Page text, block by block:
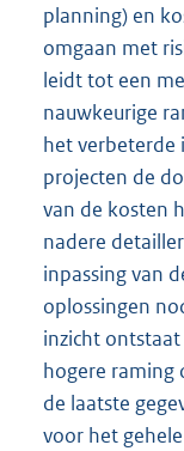
planning) en
omgaan met
leidt tot een
nauwkeurige
het verbeterde
projecten de
van de kosten
nadere
inpassing van
oplossingen
inzicht
hogere raming
de laatste
voor het